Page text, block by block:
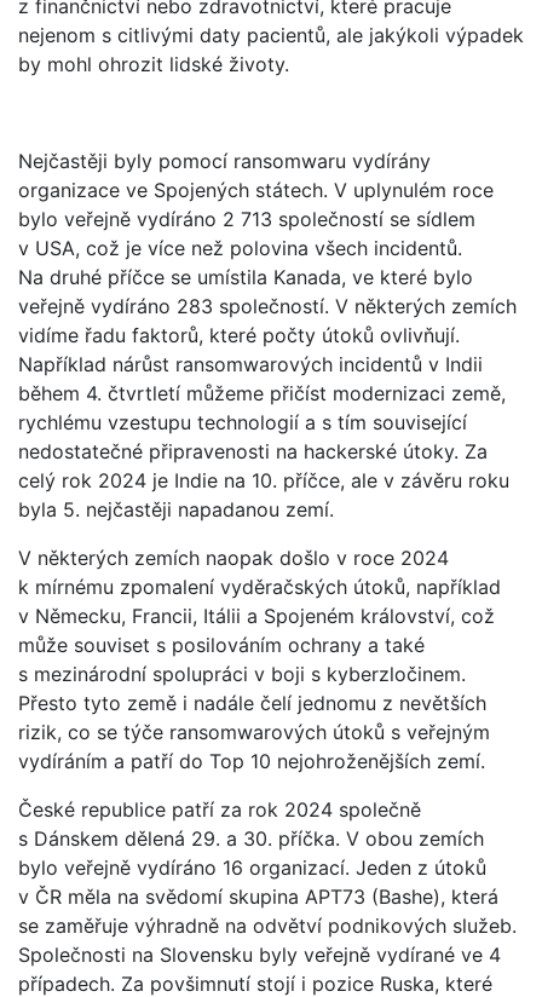
z finančnictví nebo zdravotnictví, které pracuje
nejenom s citlivými daty pacientů, ale jakýkoli výpadek
by mohl ohrozit lidské životy.
Nejčastěji byly pomocí ransomwaru vydírány
organizace ve Spojených státech. V uplynulém roce
bylo veřejně vydíráno 2 713 společností se sídlem
v USA, což je více než polovina všech incidentů.
Na druhé příčce se umístila Kanada, ve které bylo
veřejně vydíráno 283 společností. V některých zemích
vidíme řadu faktorů, které počty útoků ovlivňují.
Například nárůst ransomwarových incidentů v Indii
během 4. čtvrtletí můžeme přičíst modernizaci země,
rychlému vzestupu technologií a s tím související
nedostatečné připravenosti na hackerské útoky. Za
celý rok 2024 je Indie na 10. příčce, ale v závěru roku
byla 5. nejčastěji napadanou zemí.
V některých zemích naopak došlo v roce 2024
k mírnému zpomalení vyděračských útoků, například
v Německu, Francii, Itálii a Spojeném království, což
může souviset s posilováním ochrany a také
s mezinárodní spolupráci v boji s kyberzločinem.
Přesto tyto země i nadále čelí jednomu z nevětších
rizik, co se týče ransomwarových útoků s veřejným
vydíráním a patří do Top 10 nejohroženějších zemí.
České republice patří za rok 2024 společně
s Dánskem dělená 29. a 30. příčka. V obou zemích
bylo veřejně vydíráno 16 organizací. Jeden z útoků
v ČR měla na svědomí skupina APT73 (Bashe), která
se zaměřuje výhradně na odvětví podnikových služeb.
Společnosti na Slovensku byly veřejně vydírané ve 4
případech. Za povšimnutí stojí i pozice Ruska, které